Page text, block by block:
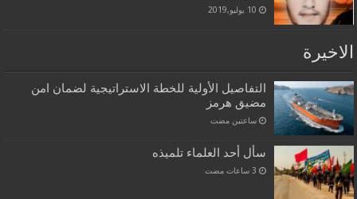
10 يوليو,2019
الاخيرة
التفاصيل الأولية للخطة الاستراتيجية لضمان امن
مضيق هرمز
‏ساعتين مضت
سأل أحد العلماء تلميذه